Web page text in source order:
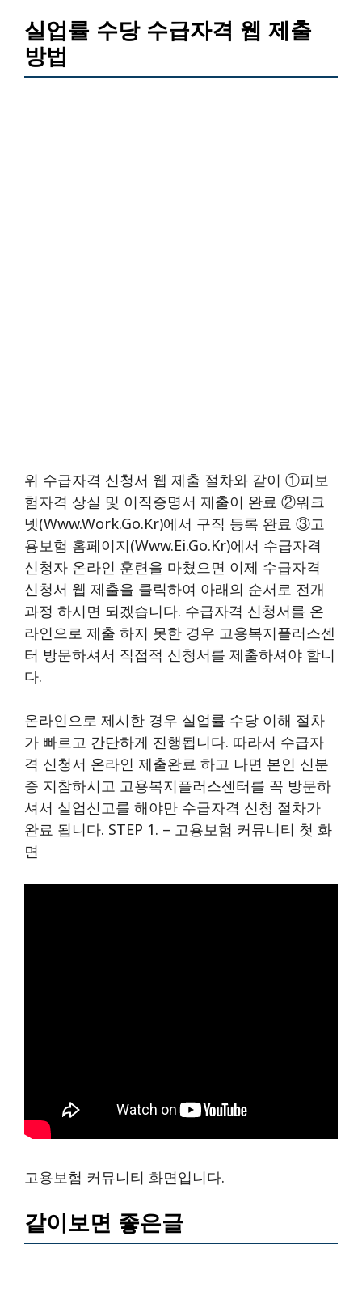
실업률 수당 수급자격 웹 제출
방법
위 수급자격 신청서 웹 제출 절차와 같이 ①피보
험자격 상실 및 이직증명서 제출이 완료 ②워크
넷(www.work.go.kr)에서 구직 등록 완료 ③고
용보험 홈페이지(www.ei.go.kr)에서 수급자격
신청자 온라인 훈련을 마쳤으면 이제 수급자격
신청서 웹 제출을 클릭하여 아래의 순서로 전개
과정 하시면 되겠습니다. 수급자격 신청서를 온
라인으로 제출 하지 못한 경우 고용복지플러스센
터 방문하셔서 직접적 신청서를 제출하셔야 합니
다.
온라인으로 제시한 경우 실업률 수당 이해 절차
가 빠르고 간단하게 진행됩니다. 따라서 수급자
격 신청서 온라인 제출완료 하고 나면 본인 신분
증 지참하시고 고용복지플러스센터를 꼭 방문하
셔서 실업신고를 해야만 수급자격 신청 절차가
완료 됩니다. STEP 1. – 고용보험 커뮤니티 첫 화
면
고용보험 커뮤니티 화면입니다.
같이보면 좋은글